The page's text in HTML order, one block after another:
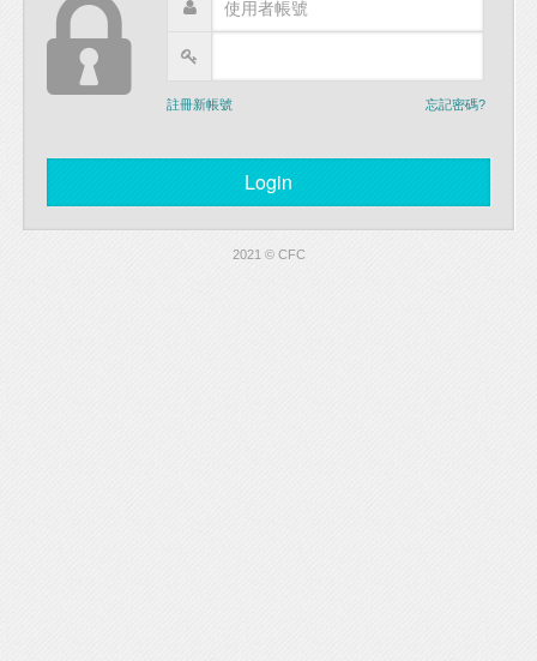
註冊新帳號 忘記密碼?
2021 © CFC